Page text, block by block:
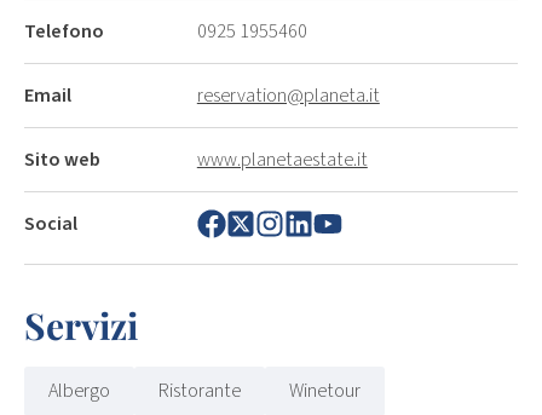
Telefono 0925 1955460
Email reservation@planeta.it
Sito web www.planetaestate.it
Social
Servizi
Albergo Ristorante Winetour